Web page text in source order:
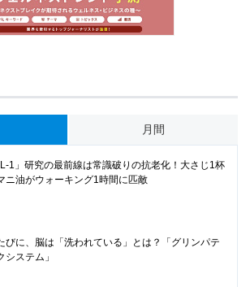
月間
1」研究の最前線は常識破りの抗老化！大さじ1杯
ニ油がウォーキング1時間に匹敵
びに、脳は「洗われている」とは？「グリンパテ
システム」